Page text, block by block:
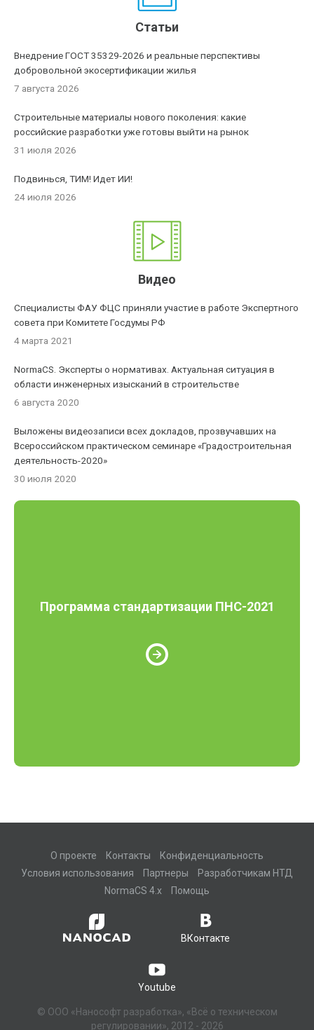
Статьи
Внедрение ГОСТ 35329-2026 и реальные перспективы
добровольной экосертификации жилья
7 августа 2026
Строительные материалы нового поколения: какие
российские разработки уже готовы выйти на рынок
31 июля 2026
Подвинься, ТИМ! Идет ИИ!
24 июля 2026
Видео
Специалисты ФАУ ФЦС приняли участие в работе Экспертного
совета при Комитете Госдумы РФ
4 марта 2021
NormaCS. Эксперты о нормативах. Актуальная ситуация в
области инженерных изысканий в строительстве
6 августа 2020
Выложены видеозаписи всех докладов, прозвучавших на
Всероссийском практическом семинаре «Градостроительная
деятельность-2020»
30 июля 2020
Программа стандартизации ПНС-2021
О проекте Контакты
Конфиденциальность
Условия использования
Партнеры
Разработчикам НТД
NormaCS 4.x
Помощь
ВКонтакте
Youtube
© ООО «Нанософт разработка», «Всё о техническом
регулировании», 2012 - 2026